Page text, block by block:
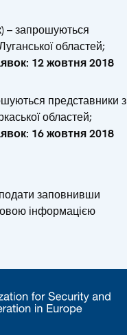
– запрошуються
областей;
12 жовтня 2018
представники з
областей;
16 жовтня 2018
заповнивши
інформацією